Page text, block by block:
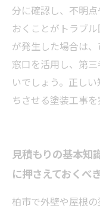
分に確認し、不明
おくことがトラブ
が発生した場合は
窓口を活用し、第
いでしょう。正し
ちさせる塗装工事を
見積もりの基本
に押さえておくべ
柏市で外壁や屋根